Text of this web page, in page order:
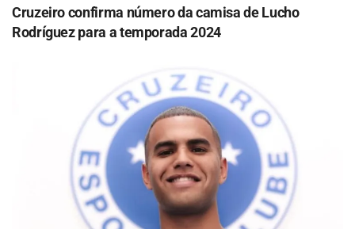
Cruzeiro confirma número da camisa de Lucho
Rodríguez para a temporada 2024